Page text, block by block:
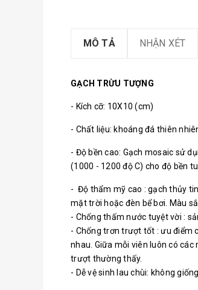
MÔ TẢ NHẬN XÉT
GẠCH TRỪU TƯỢNG
- Kích cỡ: 10X10 (cm)
- Chất liệu: khoáng đá thiên
- Độ bền cao: Gạch mosaic sử
(1000 - 1200 độ C) cho độ bền
- Độ thẩm mỹ cao : gạch thủy
mặt trời hoặc đèn bể bơi. Màu
- Chống thấm nước tuyệt vời :
- Chống trơn trượt tốt : ưu điểm
nhau. Giữa mỗi viên luôn có
trượt thường thấy.
- Dễ vệ sinh lau chùi: không